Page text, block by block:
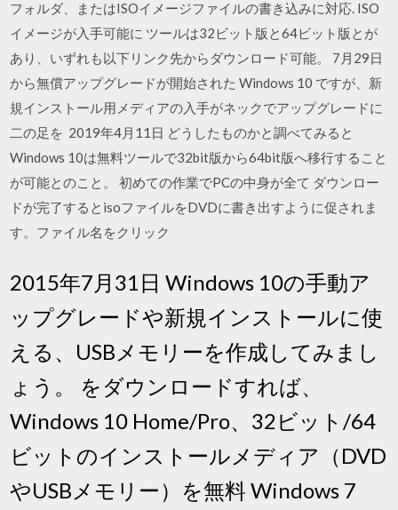
フォルダ、またはISOイメージファイルの書き込みに対応. ISO
イメージが入手可能に ツールは32ビット版と64ビット版とが
あり、いずれも以下リンク先からダウンロード可能。 7月29日
から無償アップグレードが開始された Windows 10 ですが、新
規インストール用メディアの入手がネックでアップグレードに
二の足を 2019年4月11日 どうしたものかと調べてみると
Windows 10は無料ツールで32bit版から64bit版へ移行すること
が可能とのこと。 初めての作業でPCの中身が全て ダウンロー
ドが完了するとisoファイルをDVDに書き出すように促されま
す。ファイル名をクリック
2015年7月31日 Windows 10の手動ア
ップグレードや新規インストールに使
える、USBメモリーを作成してみまし
ょう。 をダウンロードすれば、
Windows 10 Home/Pro、32ビット/64
ビットのインストールメディア（DVD
やUSBメモリー）を無料 Windows 7